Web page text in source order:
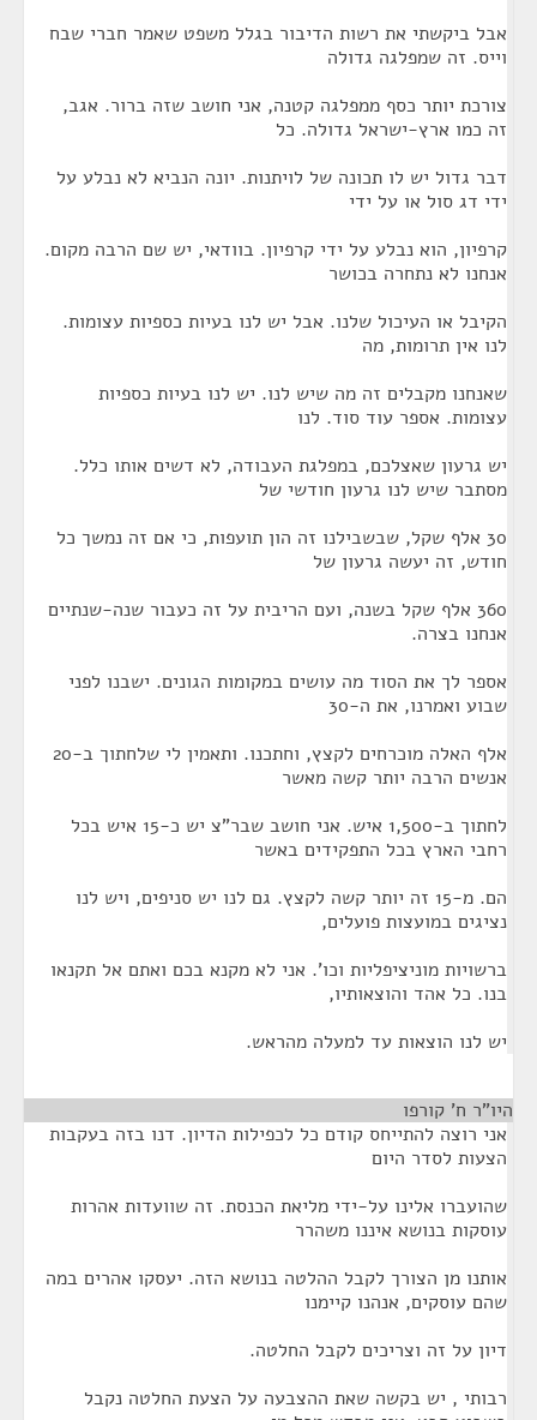
אבל ביקשתי את רשות הדיבור בגלל משפט שאמר חברי שבח
וייס. זה שמפלגה גדולה
צורכת יותר כסף ממפלגה קטנה, אני חושב שזה ברור. אגב,
זה כמו ארץ-ישראל גדולה. כל
דבר גדול יש לו תכונה של לויתנות. יונה הנביא לא נבלע על
ידי דג סול או על ידי
קרפיון, הוא נבלע על ידי קרפיון. בוודאי, יש שם הרבה מקום.
אנחנו לא נתחרה בכושר
הקיבל או העיכול שלנו. אבל יש לנו בעיות כספיות עצומות.
לנו אין תרומות, מה
שאנחנו מקבלים זה מה שיש לנו. יש לנו בעיות כספיות
עצומות. אספר עוד סוד. לנו
יש גרעון שאצלכם, במפלגת העבודה, לא דשים אותו כלל.
מסתבר שיש לנו גרעון חודשי של
30 אלף שקל, שבשבילנו זה הון תועפות, כי אם זה נמשך כל
חודש, זה יעשה גרעון של
360 אלף שקל בשנה, ועם הריבית על זה כעבור שנה-שנתיים
אנחנו בצרה.
אספר לך את הסוד מה עושים במקומות הגונים. ישבנו לפני
שבוע ואמרנו, את ה-30
אלף האלה מוכרחים לקצץ, וחתכנו. ותאמין לי שלחתוך ב-20
אנשים הרבה יותר קשה מאשר
לחתוך ב-1,500 איש. אני חושב שבר"צ יש כ-15 איש בכל
רחבי הארץ בכל התפקידים באשר
הם. מ-15 זה יותר קשה לקצץ. גם לנו יש סניפים, ויש לנו
נציגים במועצות פועלים,
ברשויות מוניציפליות וכו'. אני לא מקנא בכם ואתם אל תקנאו
בנו. כל אהד והוצאותיו,
יש לנו הוצאות עד למעלה מהראש.
היו"ר ח' קורפו
אני רוצה להתייחס קודם כל לכפילות הדיון. דנו בזה בעקבות
הצעות לסדר היום
שהועברו אלינו על-ידי מליאת הכנסת. זה שוועדות אהרות
עוסקות בנושא איננו משהרר
אותנו מן הצורך לקבל ההלטה בנושא הזה. יעסקו אהרים במה
שהם עוסקים, אנהנו קיימנו
דיון על זה וצריכים לקבל החלטה.
רבותי , יש בקשה שאת ההצבעה על הצעת החלטה נקבל